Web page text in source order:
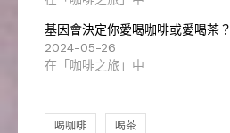
基因會決定你愛喝咖啡或愛喝茶？
2024-05-26
在「咖啡之旅」中
喝咖啡 喝茶